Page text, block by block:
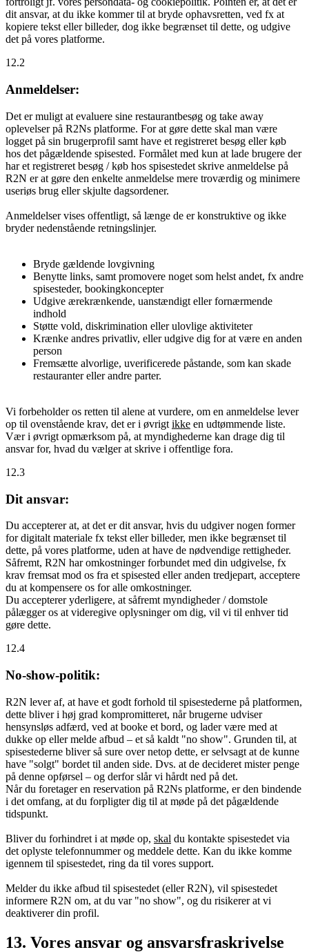
dit ansvar, at du ikke kommer til at bryde ophavsretten, ved fx at
kopiere tekst eller billeder, dog ikke begrænset til dette, og udgive
det på vores platforme.
12.2
Anmeldelser:
Det er muligt at evaluere sine restaurantbesøg og take away
oplevelser på R2Ns platforme. For at gøre dette skal man være
logget på sin brugerprofil samt have et registreret besøg eller køb
hos det pågældende spisested. Formålet med kun at lade brugere der
har et registreret besøg / køb hos spisestedet skrive anmeldelse på
R2N er at gøre den enkelte anmeldelse mere troværdig og minimere
useriøs brug eller skjulte dagsordener.
Anmeldelser vises offentligt, så længe de er konstruktive og ikke
bryder nedenstående retningslinjer.
Bryde gældende lovgivning
Benytte links, samt promovere noget som helst andet, fx andre
spisesteder, bookingkoncepter
Udgive ærekrænkende, uanstændigt eller fornærmende
indhold
Støtte vold, diskrimination eller ulovlige aktiviteter
Krænke andres privatliv, eller udgive dig for at være en anden
person
Fremsætte alvorlige, uverificerede påstande, som kan skade
restauranter eller andre parter.
Vi forbeholder os retten til alene at vurdere, om en anmeldelse lever
op til ovenstående krav, det er i øvrigt ikke en udtømmende liste.
Vær i øvrigt opmærksom på, at myndighederne kan drage dig til
ansvar for, hvad du vælger at skrive i offentlige fora.
12.3
Dit ansvar:
Du accepterer at, at det er dit ansvar, hvis du udgiver nogen former
for digitalt materiale fx tekst eller billeder, men ikke begrænset til
dette, på vores platforme, uden at have de nødvendige rettigheder.
Såfremt, R2N har omkostninger forbundet med din udgivelse, fx
krav fremsat mod os fra et spisested eller anden tredjepart, acceptere
du at kompensere os for alle omkostninger.
Du accepterer yderligere, at såfremt myndigheder / domstole
pålægger os at videregive oplysninger om dig, vil vi til enhver tid
gøre dette.
12.4
No-show-politik:
R2N lever af, at have et godt forhold til spisestederne på platformen,
dette bliver i høj grad kompromitteret, når brugerne udviser
hensynsløs adfærd, ved at booke et bord, og lader være med at
dukke op eller melde afbud – et så kaldt "no show". Grunden til, at
spisestederne bliver så sure over netop dette, er selvsagt at de kunne
have "solgt" bordet til anden side. Dvs. at de decideret mister penge
på denne opførsel – og derfor slår vi hårdt ned på det.
Når du foretager en reservation på R2Ns platforme, er den bindende
i det omfang, at du forpligter dig til at møde på det pågældende
tidspunkt.
Bliver du forhindret i at møde op, skal du kontakte spisestedet via
det oplyste telefonnummer og meddele dette. Kan du ikke komme
igennem til spisestedet, ring da til vores support.
Melder du ikke afbud til spisestedet (eller R2N), vil spisestedet
informere R2N om, at du var "no show", og du risikerer at vi
deaktiverer din profil.
13. Vores ansvar og ansvarsfraskrivelse